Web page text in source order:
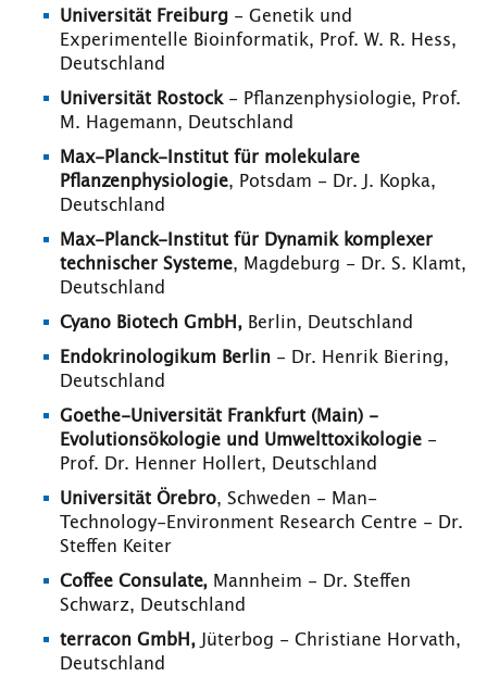
Universität Freiburg - Genetik und
Experimentelle Bioinformatik, Prof. W. R. Hess,
Deutschland
Universität Rostock- Pflanzenphysiologie, Prof.
M. Hagemann, Deutschland
Max-Planck-Institut für molekulare
Pflanzenphysiologie, Potsdam - Dr. J. Kopka,
Deutschland
Max-Planck-Institut für Dynamik komplexer
technischer Systeme, Magdeburg - Dr. S. Klamt,
Deutschland
Cyano Biotech GmbH, Berlin, Deutschland
Endokrinologikum Berlin - Dr. Henrik Biering,
Deutschland
Goethe-Universität Frankfurt (Main) -
Evolutionsökologie und Umwelttoxikologie -
Prof. Dr. Henner Hollert, Deutschland
Universität Örebro, Schweden - Man-
Technology-Environment Research Centre - Dr.
Steffen Keiter
Coffee Consulate, Mannheim - Dr. Steffen
Schwarz, Deutschland
terracon GmbH, Jüterbog - Christiane Horvath,
Deutschland